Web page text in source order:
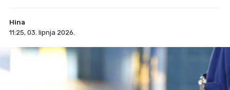
Hina
11:25, 03. lipnja 2026.